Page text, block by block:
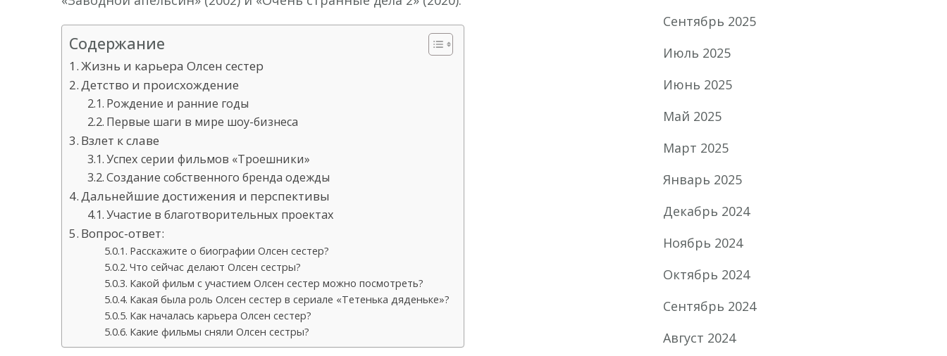
Содержание
Жизнь и карьера Олсен сестер
Детство и происхождение
Рождение и ранние годы
Первые шаги в мире шоу-бизнеса
Взлет к славе
Успех серии фильмов «Троешники»
Создание собственного бренда одежды
Дальнейшие достижения и перспективы
Участие в благотворительных проектах
Вопрос-ответ:
Расскажите о биографии Олсен сестер?
Что сейчас делают Олсен сестры?
Какой фильм с участием Олсен сестер можно посмотреть?
Какая была роль Олсен сестер в сериале «Тетенька дяденьке»?
Как началась карьера Олсен сестер?
Какие фильмы сняли Олсен сестры?
Сентябрь 2025
Июль 2025
Июнь 2025
Май 2025
Март 2025
Январь 2025
Декабрь 2024
Ноябрь 2024
Октябрь 2024
Сентябрь 2024
Август 2024